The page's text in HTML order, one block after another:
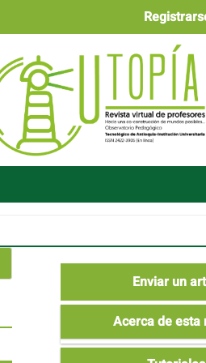
un
artículo
Enviar un
Acerca de esta